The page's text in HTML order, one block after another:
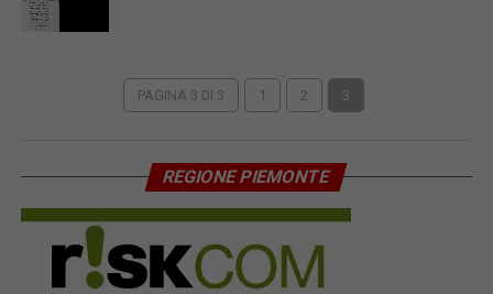
PAGINA 3 DI 3 1 2 3
REGIONE PIEMONTE